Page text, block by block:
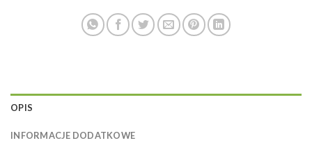
OPIS
INFORMACJE DODATKOWE